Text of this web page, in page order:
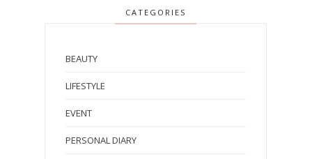
CATEGORIES
BEAUTY
LIFESTYLE
EVENT
PERSONAL DIARY